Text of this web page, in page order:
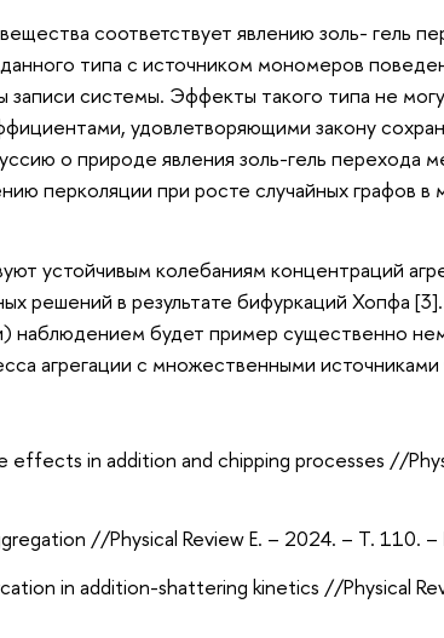
соответствует явлению золь- гель
типа с источником мономеров
системы. Эффекты такого типа не
удовлетворяющими закону
о природе явления золь-гель перехода
перколяции при росте случайных графов
устойчивым колебаниям концентраций
решений в результате бифуркаций Хопфа
наблюдением будет пример существенно
агрегации с множественными источниками
effects in addition and chipping processes //
//Physical Review E. – 2024. – Т. 110.
in addition-shattering kinetics //Physical